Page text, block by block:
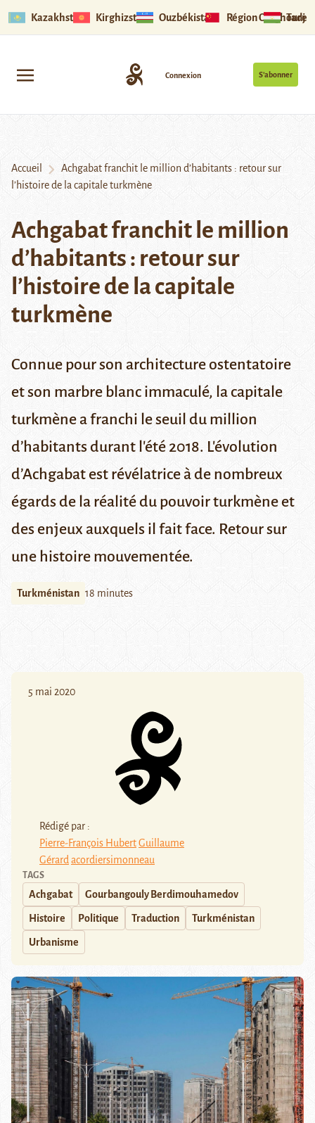
Kazakhstan Kirghizstan Ouzbékistan Région Ouïghoure
S’abonner
Connexion
Accueil
Achgabat franchit le million d’habitants : retour sur
l’histoire de la capitale turkmène
Achgabat franchit le million
d’habitants : retour sur
l’histoire de la capitale
turkmène
Connue pour son architecture ostentatoire
et son marbre blanc immaculé, la capitale
turkmène a franchi le seuil du million
d’habitants durant l'été 2018. L'évolution
d’Achgabat est révélatrice à de nombreux
égards de la réalité du pouvoir turkmène et
des enjeux auxquels il fait face. Retour sur
une histoire mouvementée.
Turkménistan 18 minutes
5 mai 2020
Rédigé par :
Pierre-François HubertGuillaume
Gérard acordiersimonneau
TAGS
Achgabat Gourbangouly Berdimouhamedov
Histoire Politique Traduction Turkménistan
Urbanisme